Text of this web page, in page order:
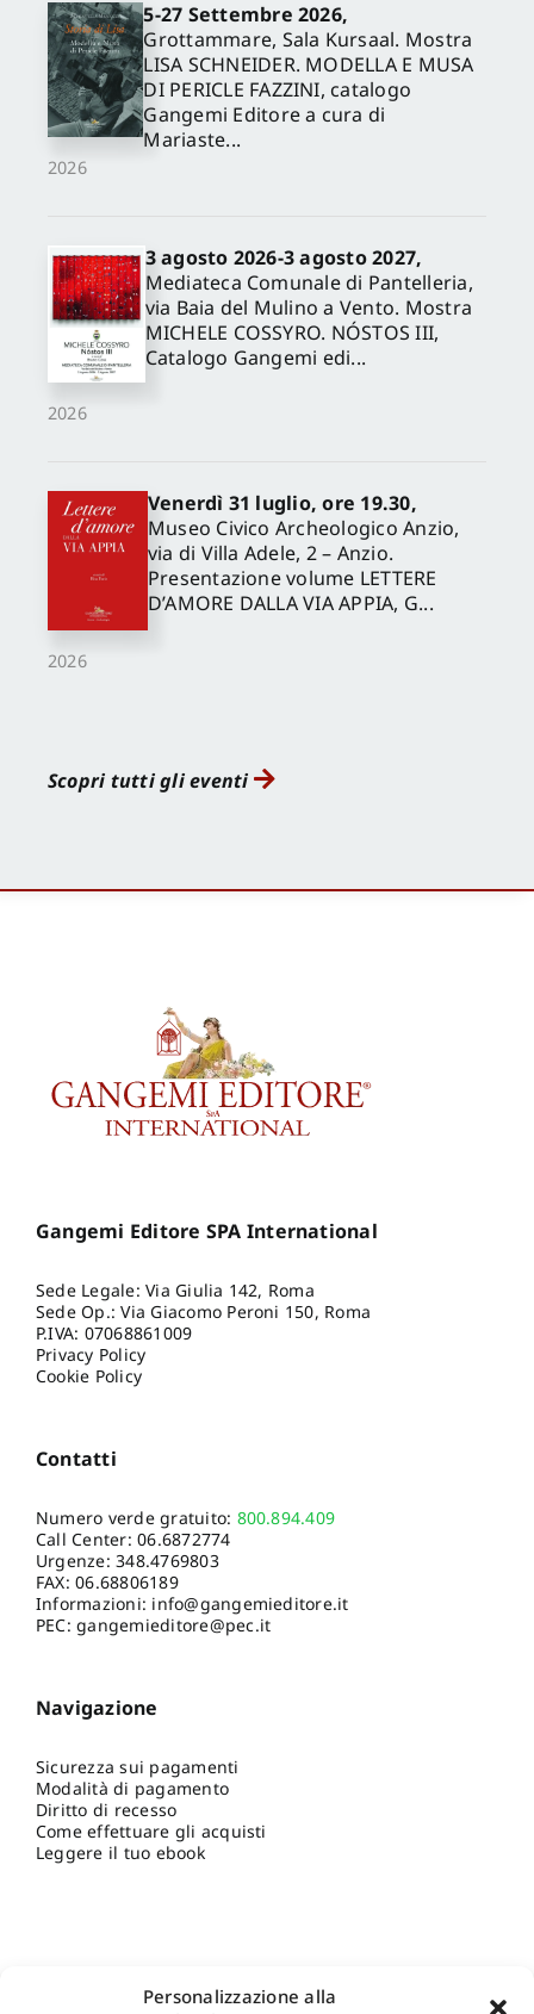
Personalizzazione alla
2026
5-27 Settembre 2026,
Grottammare, Sala Kursaal. Mostra
LISA SCHNEIDER. MODELLA E MUSA
DI PERICLE FAZZINI, catalogo
Gangemi Editore a cura di
Mariaste...
2026
3 agosto 2026-3 agosto 2027,
Mediateca Comunale di Pantelleria,
via Baia del Mulino a Vento. Mostra
MICHELE COSSYRO. NÓSTOS III,
Catalogo Gangemi edi...
2026
Venerdì 31 luglio, ore 19.30,
Museo Civico Archeologico Anzio,
via di Villa Adele, 2 – Anzio.
Presentazione volume LETTERE
D’AMORE DALLA VIA APPIA, G...
Scopri tutti gli eventi
Gangemi Editore SPA International
Sede Legale: Via Giulia 142, Roma
Sede Op.: Via Giacomo Peroni 150, Roma
P.IVA: 07068861009
Privacy Policy
Cookie Policy
Contatti
Numero verde gratuito: 800.894.409
Call Center:06.6872774
Urgenze:348.4769803
FAX: 06.68806189
Informazioni: info@gangemieditore.it
PEC: gangemieditore@pec.it
Navigazione
Sicurezza sui pagamenti
Modalità di pagamento
Diritto di recesso
Come effettuare gli acquisti
Leggere il tuo ebook